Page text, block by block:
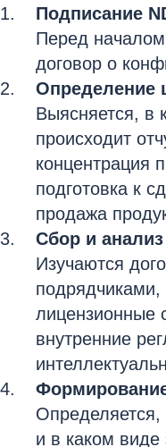
Подписание
Перед
договор о
Определение
Выясняется, в
происходит
концентрация
подготовка к
продажа
Сбор и
Изучаются
лицензионные
внутренние
Определяется,
и в каком